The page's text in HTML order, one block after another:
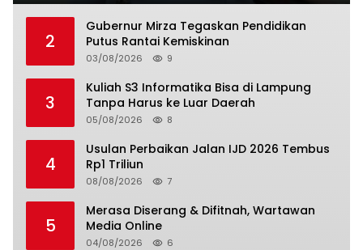
2
Gubernur Mirza Tegaskan Pendidikan
Putus Rantai Kemiskinan
03/08/2026 9
3
Kuliah S3 Informatika Bisa di Lampung
Tanpa Harus ke Luar Daerah
05/08/2026 8
4
Usulan Perbaikan Jalan IJD 2026 Tembus
Rp1 Triliun
08/08/2026 7
5
Merasa Diserang & Difitnah, Wartawan
Media Online
04/08/2026 6